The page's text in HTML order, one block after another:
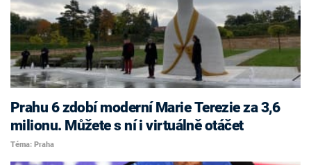
Prahu 6 zdobí moderní Marie Terezie za 3,6
milionu. Můžete s ní i virtuálně otáčet
Téma: Praha